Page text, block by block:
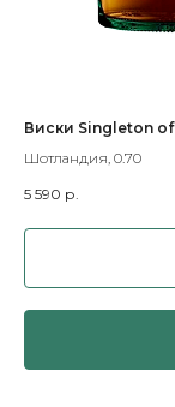
Виски Singleton
Шотландия, 0.70
5 590 р.